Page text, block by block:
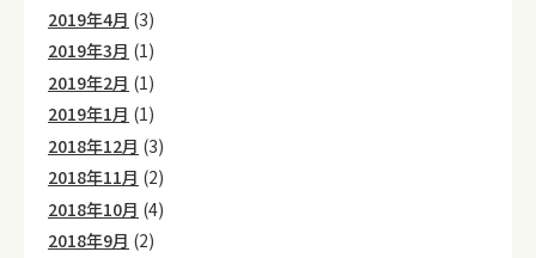
2019年4月 (3)
2019年3月 (1)
2019年2月 (1)
2019年1月 (1)
2018年12月 (3)
2018年11月 (2)
2018年10月 (4)
2018年9月 (2)